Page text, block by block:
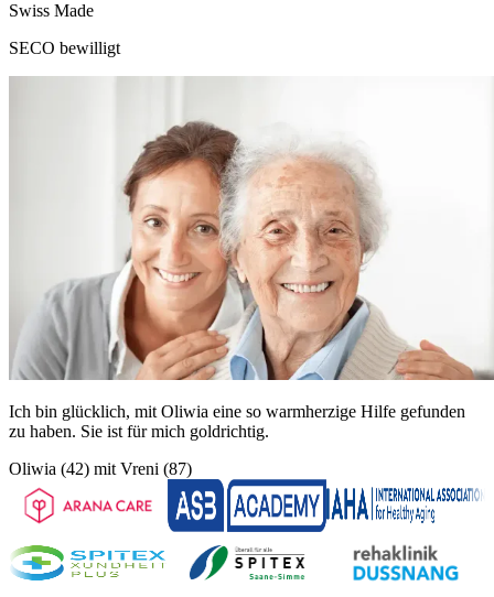
Swiss Made
SECO bewilligt
Ich bin glücklich, mit Oliwia eine so warmherzige Hilfe gefunden
zu haben. Sie ist für mich goldrichtig.
Oliwia (42) mit Vreni (87)